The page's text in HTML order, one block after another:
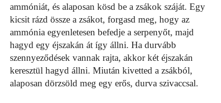
ammóniát, és alaposan kösd be a zsákok száját. Egy
kicsit rázd össze a zsákot, forgasd meg, hogy az
ammónia egyenletesen befedje a serpenyőt, majd
hagyd egy éjszakán át így állni. Ha durvább
szennyeződések vannak rajta, akkor két éjszakán
keresztül hagyd állni. Miután kivetted a zsákból,
alaposan dörzsöld meg egy erős, durva szivaccsal.